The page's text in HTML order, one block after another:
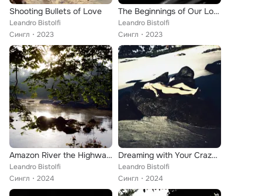
Shooting Bullets of Love
Leandro Bistolfi
Сингл
2023
The Beginnings of Our Love
Leandro Bistolfi
Сингл
2023
Amazon River the Highway of Molten Gold
Leandro Bistolfi
Сингл
2024
Dreaming with Your Crazy Love
Leandro Bistolfi
Сингл
2024